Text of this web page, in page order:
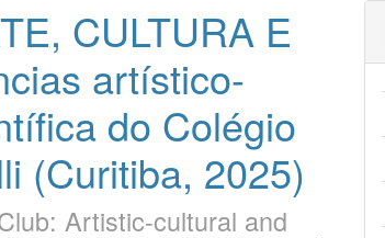
CULTURA E
artístico-
do Colégio
(Curitiba, 2025)
Artistic-cultural and